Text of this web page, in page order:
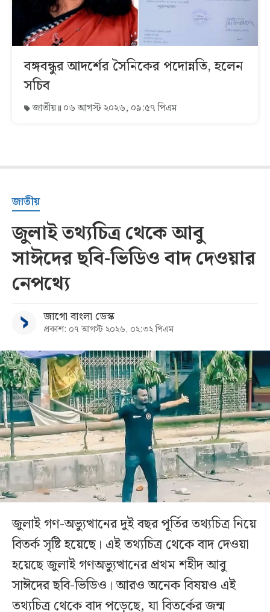
বঙ্গবন্ধুর আদর্শের সৈনিকের পদোন্নতি, হলেন
সচিব
জাতীয় ০৬ আগস্ট ২০২৬, ০৯:৫৭ পিএম
জাতীয়
জুলাই তথ্যচিত্র থেকে আবু
সাঈদের ছবি-ভিডিও বাদ দেওয়ার
নেপথ্যে
জাগো বাংলা ডেস্ক
প্রকাশ: ০৭ আগস্ট ২০২৬, ০২:৩২ পিএম
জুলাই গণ-অভ্যুত্থানের দুই বছর পূর্তির তথ্যচিত্র নিয়ে
বিতর্ক সৃষ্টি হয়েছে। এই তথ্যচিত্র থেকে বাদ দেওয়া
হয়েছে জুলাই গণঅভ্যুত্থানের প্রথম শহীদ আবু
সাঈদের ছবি-ভিডিও। আরও অনেক বিষয়ও এই
তথ্যচিত্র থেকে বাদ পড়েছে, যা বিতর্কের জন্ম